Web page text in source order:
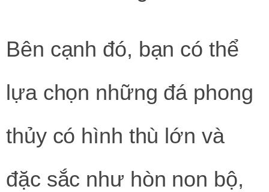
Bên cạnh đó, bạn có thể
lựa chọn những đá phong
thủy có hình thù lớn và
đặc sắc như hòn non bộ,